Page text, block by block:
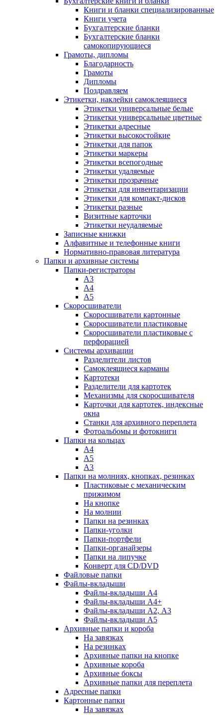
Книги и бланки специализированные
Книги учета
Бухгалтерские бланки
Бухгалтерские бланки
самокопирующиеся
Грамоты, дипломы
Благодарность
Грамоты
Дипломы
Поздравляем
Этикетки, наклейки самоклеящиеся
Этикетки универсальные белые
Этикетки универсальные цветные
Этикетки адресные
Этикетки высокостойкие
Этикетки для папок
Этикетки маркеры
Этикетки всепогодные
Этикетки удаляемые
Этикетки прозрачные
Этикетки для инвентаризации
Этикетки для компакт-дисков
Этикетки разные
Визитные карточки
Этикетки неудаляемые
Записные книжки
Алфавитные и телефонные книги
Нормативно-правовая литература
Папки и архивные системы
Папки-регистраторы
А3
А4
А5
Скоросшиватели
Скоросшиватели картонные
Скоросшиватели пластиковые
Скоросшиватели пластиковые с
перфорацией
Системы архивации
Разделители листов
Самоклеящиеся карманы
Картотеки
Разделители для картотек
Механизмы для скоросшивателя
Карточки для картотек, индексные
окна
Станки для архивного переплета
Фотоальбомы и фотокниги
Папки на кольцах
А4
А5
А3
Папки на молниях, кнопках, резинках
Пластиковые с механическим
прижимом
На кнопке
На молнии
Папки на резинках
Папки-уголки
Папки-портфели
Папки-органайзеры
Папки на липучке
Конверт для CD/DVD
Файловые папки
Файлы-вкладыши
Файлы-вкладыши А4
Файлы-вкладыши А4+
Файлы-вкладыши А2, А3
Файлы-вкладыши А5
Архивные папки и короба
На завязках
На резинках
Архивные папки на кнопке
Архивные короба
Архивные боксы
Архивные папки для переплета
Адресные папки
Картонные папки
На завязках